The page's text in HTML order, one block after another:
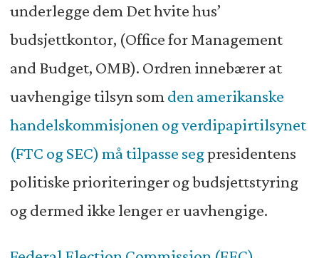
underlegge dem Det hvite hus’
budsjettkontor, (Office for Management
and Budget, OMB). Ordren innebærer at
uavhengige tilsyn som den amerikanske
handelskommisjonen og verdipapirtilsynet
(FTC og SEC) må tilpasse segpresidentens
politiske prioriteringer og budsjettstyring
og dermed ikke lenger er uavhengige.